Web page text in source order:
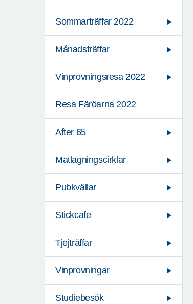
Sommarträffar 2022
Månadsträffar
Vinprovningsresa 2022
Resa Färöarna 2022
After 65
Matlagningscirklar
Pubkvällar
Stickcafe
Tjejträffar
Vinprovningar
Studiebesök